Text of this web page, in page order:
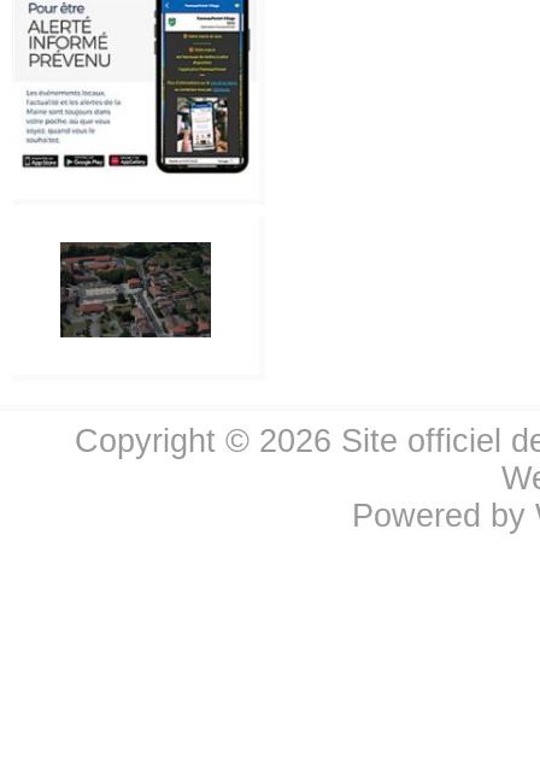
Copyright © 2026 Site officiel
Powered by